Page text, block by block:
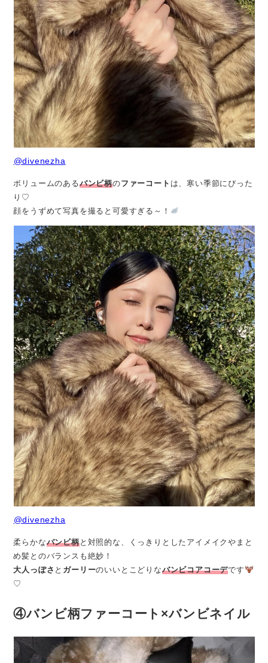
@divenezha
ボリュームのあるバンビ柄のファーコート は、寒い季節にぴった
り♡
顔をうずめて写真を撮ると可愛すぎる～！
@divenezha
柔らかなバンビ柄と対照的な、くっきりとしたアイメイクやまと
め髪とのバランスも絶妙！
大人っぽさ と ガーリーのいいとこどりなバンビコアコーデです
♡
④バンビ柄ファーコート×バンビネイル